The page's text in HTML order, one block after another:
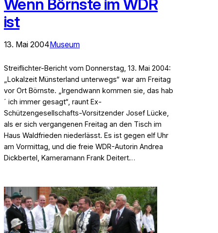
Wenn Börnste im WDR
ist
13. Mai 2004Museum
Streiflichter-Bericht vom Donnerstag, 13. Mai 2004:
„Lokalzeit Münsterland unterwegs“ war am Freitag
vor Ort Börnste. „Irgendwann kommen sie, das hab
´ ich immer gesagt“, raunt Ex-
Schützengesellschafts-Vorsitzender Josef Lücke,
als er sich vergangenen Freitag an den Tisch im
Haus Waldfrieden niederlässt. Es ist gegen elf Uhr
am Vormittag, und die freie WDR-Autorin Andrea
Dickbertel, Kameramann Frank Deitert…